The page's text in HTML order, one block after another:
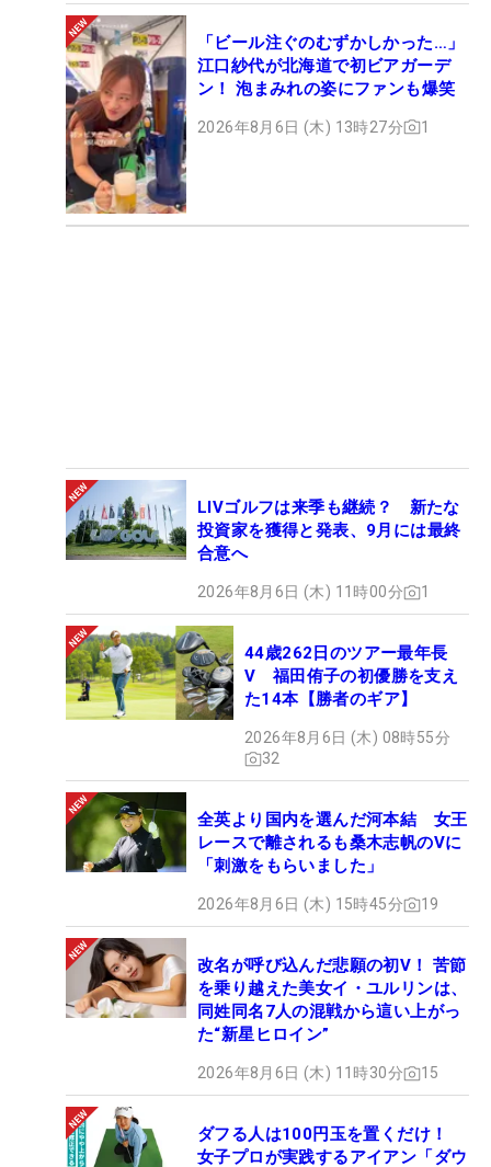
「ビール注ぐのむずかしかった…」
江口紗代が北海道で初ビアガーデ
ン！ 泡まみれの姿にファンも爆笑
2026年8月6日 (木) 13時27分 1
LIVゴルフは来季も継続？ 新たな
投資家を獲得と発表、9月には最終
合意へ
2026年8月6日 (木) 11時00分 1
44歳262日のツアー最年長
V 福田侑子の初優勝を支え
た14本【勝者のギア】
2026年8月6日 (木) 08時55分
32
全英より国内を選んだ河本結 女王
レースで離されるも桑木志帆のVに
「刺激をもらいました」
2026年8月6日 (木) 15時45分 19
改名が呼び込んだ悲願の初V！ 苦節
を乗り越えた美女イ・ユルリンは、
同姓同名7人の混戦から這い上がっ
た“新星ヒロイン”
2026年8月6日 (木) 11時30分 15
ダフる人は100円玉を置くだけ！
女子プロが実践するアイアン「ダウ